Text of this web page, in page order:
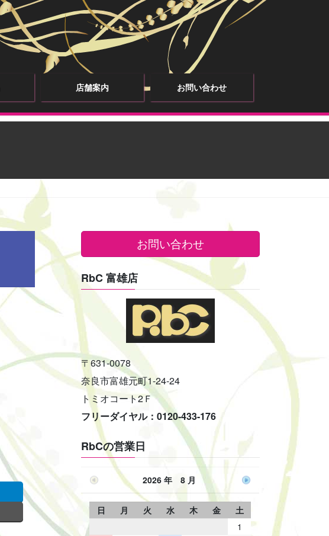
店舗案内 お問い合わせ
お問い合わせ
RbC 富雄店
〒631-0078
奈良市富雄元町1-24-24
トミオコート2Ｆ
フリーダイヤル：0120-433-176
RbCの営業日
2026 年 8 月
日 月 火 水 木 金
土
1